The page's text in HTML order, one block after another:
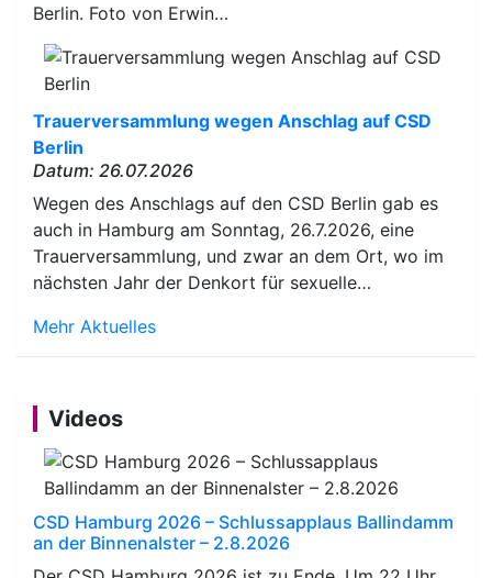
Berlin. Foto von Erwin…
Trauerversammlung wegen Anschlag auf CSD
Berlin
Datum: 26.07.2026
Wegen des Anschlags auf den CSD Berlin gab es
auch in Hamburg am Sonntag, 26.7.2026, eine
Trauerversammlung, und zwar an dem Ort, wo im
nächsten Jahr der Denkort für sexuelle…
Mehr Aktuelles
Videos
CSD Hamburg 2026 – Schlussapplaus Ballindamm
an der Binnenalster – 2.8.2026